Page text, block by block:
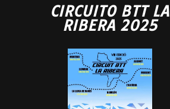
CIRCUITO BTT LA
RIBERA 2025